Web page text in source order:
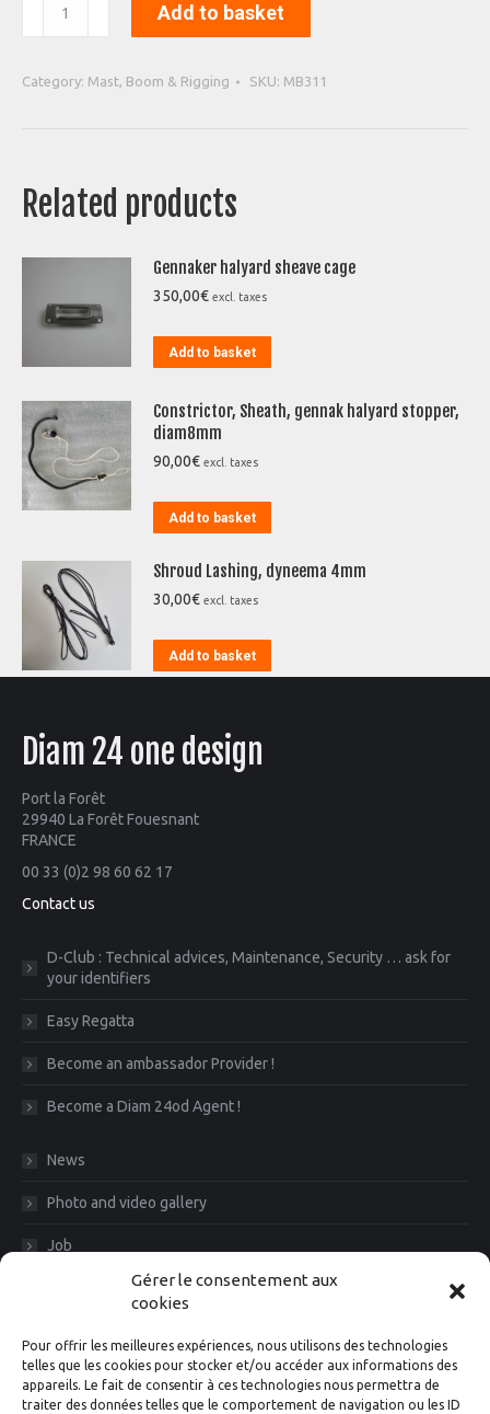
Gérer le consentement aux
cookies
Pour offrir les meilleures expériences, nous utilisons des technologies
telles que les cookies pour stocker et/ou accéder aux informations des
appareils. Le fait de consentir à ces technologies nous permettra de
traiter des données telles que le comportement de navigation ou les ID
with
Add to basket
Category: Mast, Boom & Rigging SKU: MB311
Related products
Gennaker halyard sheave cage
350,00€ excl. taxes
Add to basket
Constrictor, Sheath, gennak halyard stopper,
diam8mm
90,00€ excl. taxes
Add to basket
Shroud Lashing, dyneema 4mm
30,00€ excl. taxes
Add to basket
Diam 24 one design
Port la Forêt
29940 La Forêt Fouesnant
FRANCE
00 33 (0)2 98 60 62 17
Contact us
D-Club : Technical advices, Maintenance, Security … ask for
your identifiers
Easy Regatta
Become an ambassador Provider !
Become a Diam 24od Agent !
News
Photo and video gallery
Job
Diam News, Keep in touch